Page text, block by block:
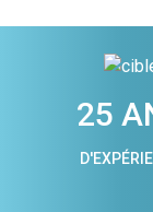
25